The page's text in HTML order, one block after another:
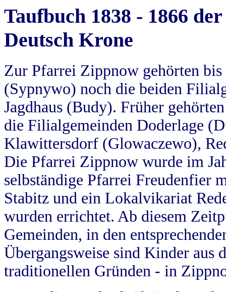
Taufbuch 1838 - 1866
Deutsch Krone
Zur Pfarrei Zippnow gehörten
(Sypnywo) noch die beiden
Jagdhaus (Budy). Früher
die Filialgemeinden Doderlage
Klawittersdorf (Glowaczewo),
Die Pfarrei Zippnow wurde im
selbständige Pfarrei Freudenfier
Stabitz und ein Lokalvikariat
wurden errichtet. Ab diesem
Gemeinden, in den
Übergangsweise sind Kinder aus
traditionellen Gründen - in